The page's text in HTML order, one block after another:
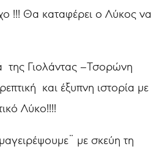
!!! Θα καταφέρει ο Λύκος να
της Γιολάντας –Τσορώνη
και έξυπνη ιστορία με
Λύκο!!!!
με σκεύη τη